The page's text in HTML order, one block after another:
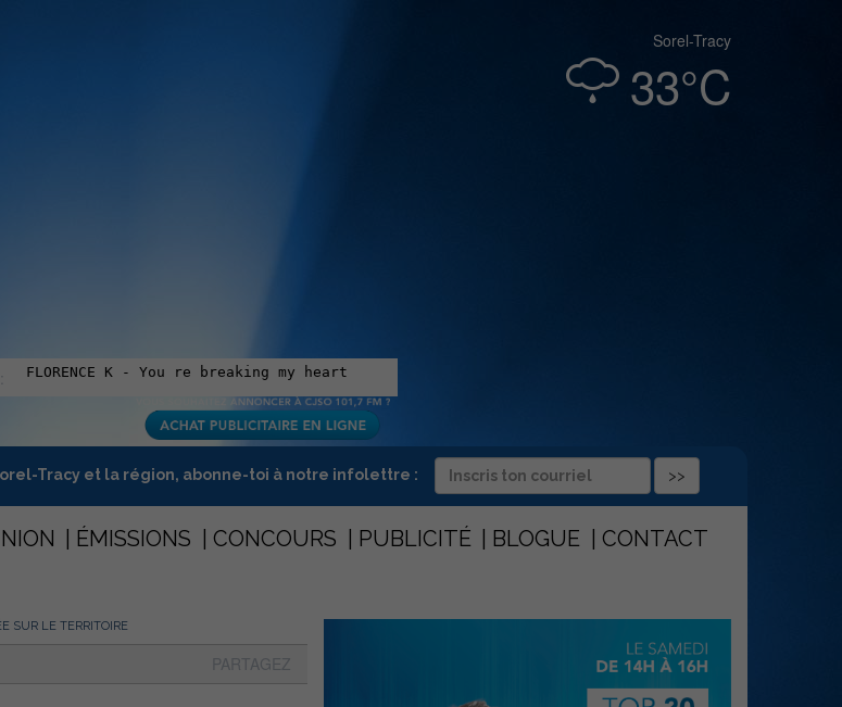
Sorel-Tracy
33°C
Tracy et la région, abonne-toi à notre infolettre :
ÉMISSIONS CONCOURS PUBLICITÉ BLOGUE CONTACT
SUR LE TERRITOIRE
PARTAGEZ